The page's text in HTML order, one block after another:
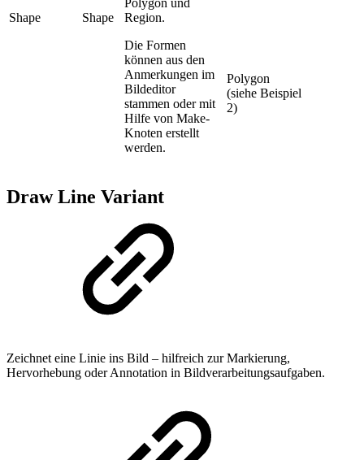
Shape Shape
Region.
Die Formen
können aus den
Anmerkungen im
Bildeditor
stammen oder mit
Hilfe von Make-
Knoten erstellt
werden.
Polygon
(siehe Beispiel
2)
Draw Line Variant
Zeichnet eine Linie ins Bild – hilfreich zur Markierung,
Hervorhebung oder Annotation in Bildverarbeitungsaufgaben.